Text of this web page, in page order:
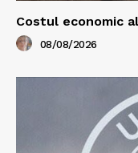
Costul economic
08/08/2026